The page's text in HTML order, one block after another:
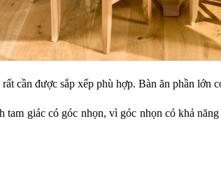
cần được sắp xếp phù hợp. Bàn ăn phần
giác có góc nhọn, vì góc nhọn có khả